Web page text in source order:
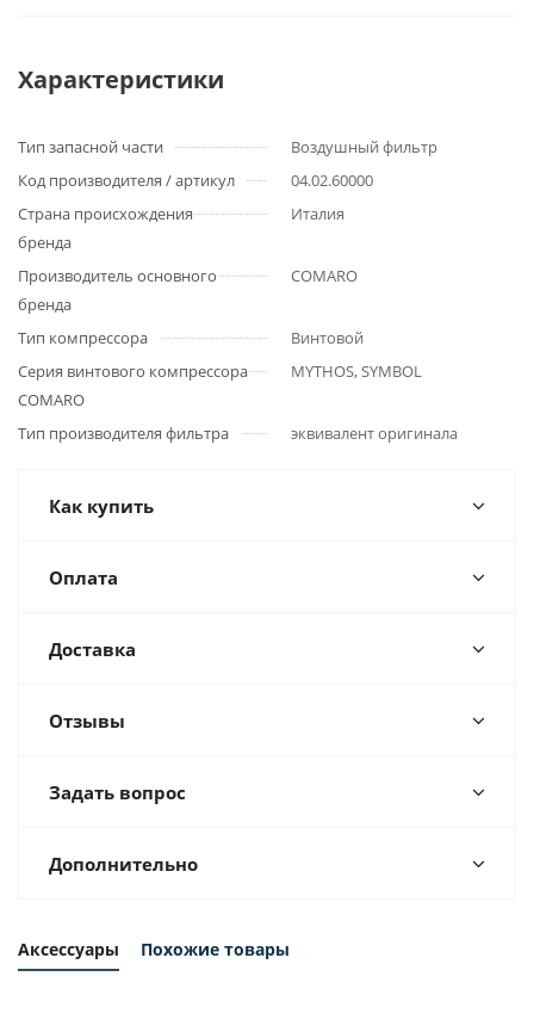
Характеристики
Тип запасной части
Воздушный фильтр
Код производителя / артикул
04.02.60000
Страна происхождения
бренда
Италия
Производитель основного
бренда
COMARO
Тип компрессора
Винтовой
Серия винтового компрессора
COMARO
MYTHOS, SYMBOL
Тип производителя фильтра эквивалент оригинала
Как купить
Оплата
Доставка
Отзывы
Задать вопрос
Дополнительно
Аксессуары Похожие товары